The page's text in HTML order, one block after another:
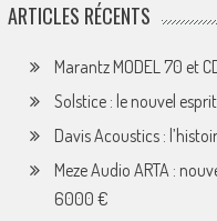
ARTICLES RÉCENTS
Marantz MODEL 70 et
Solstice : le nouvel
Davis Acoustics :
Meze Audio ARTA :
6000 €